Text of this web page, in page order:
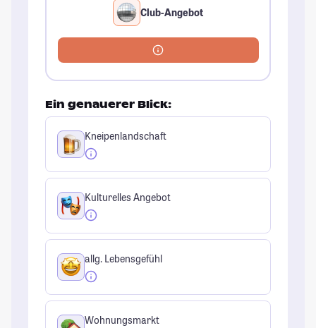
Club-Angebot
Ein genauerer Blick:
Kneipenlandschaft
Kulturelles Angebot
allg. Lebensgefühl
Wohnungsmarkt